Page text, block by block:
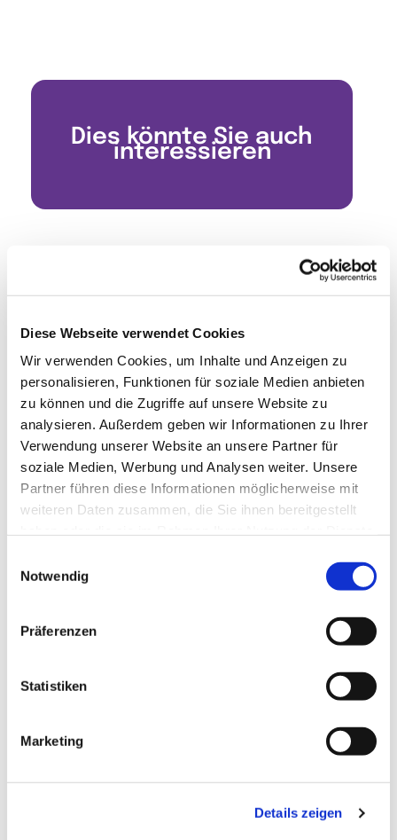
Diese Webseite verwendet Cookies
Wir verwenden Cookies, um Inhalte und Anzeigen zu
personalisieren, Funktionen für soziale Medien anbieten
zu können und die Zugriffe auf unsere Website zu
analysieren. Außerdem geben wir Informationen zu Ihrer
Verwendung unserer Website an unsere Partner für
soziale Medien, Werbung und Analysen weiter. Unsere
Partner führen diese Informationen möglicherweise mit
weiteren Daten zusammen, die Sie ihnen bereitgestellt
Notwendig
Präferenzen
Statistiken
Marketing
Details zeigen
Dies könnte Sie auch
interessieren
Heimat 27 - 14165 Berlin
Bürozeiten an den Standorten der Ortskirchen